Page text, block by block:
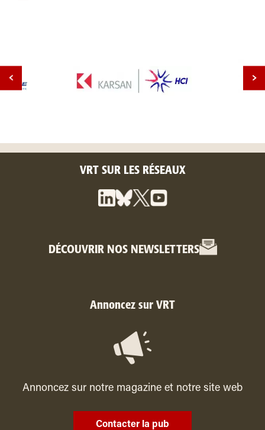
VRT SUR LES RÉSEAUX
DÉCOUVRIR NOS NEWSLETTERS
Annoncez sur VRT
Annoncez sur notre magazine et notre site web
Contacter la pub